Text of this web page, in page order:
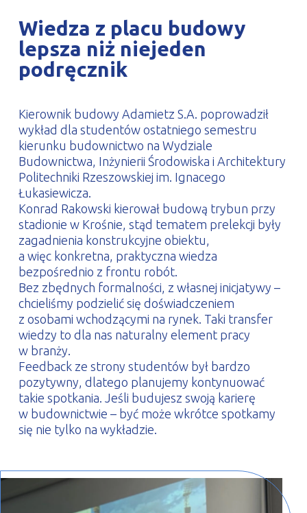
DE
Wiedza z placu budowy
lepsza niż niejeden
podręcznik
Kierownik budowy Adamietz S.A. poprowadził
wykład dla studentów ostatniego semestru
kierunku budownictwo na Wydziale
Budownictwa, Inżynierii Środowiska i Architektury
Politechniki Rzeszowskiej im. Ignacego
Łukasiewicza.
Konrad Rakowski kierował budową trybun przy
stadionie w Krośnie, stąd tematem prelekcji były
zagadnienia konstrukcyjne obiektu,
a więc konkretna, praktyczna wiedza
bezpośrednio z frontu robót.
Bez zbędnych formalności, z własnej inicjatywy –
chcieliśmy podzielić się doświadczeniem
z osobami wchodzącymi na rynek. Taki transfer
wiedzy to dla nas naturalny element pracy
w branży.
Feedback ze strony studentów był bardzo
pozytywny, dlatego planujemy kontynuować
takie spotkania. Jeśli budujesz swoją karierę
w budownictwie – być może wkrótce spotkamy
się nie tylko na wykładzie.